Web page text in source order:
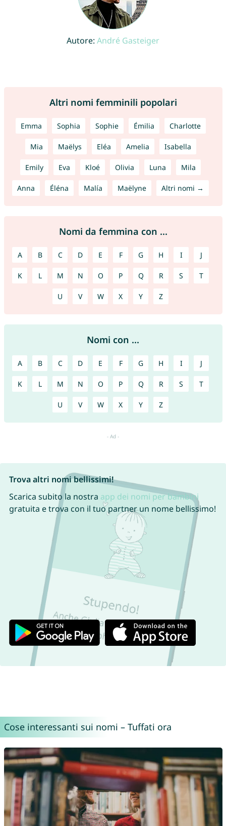
Autore: André Gasteiger
Altri nomi femminili popolari
Emma Sophia Sophie Émilia Charlotte
Mia Maëlys Eléa Amelia Isabella
Emily Eva Kloé Olivia Luna Mila
Anna Éléna Malía Maëlyne Altri nomi →
Nomi da femmina con ...
A B C D E F G H I J
K L M N O P Q R S T
U V W X Y Z
Nomi con ...
A B C D E F G H I J
K L M N O P Q R S T
U V W X Y Z
Trova altri nomi bellissimi!
Scarica subito la nostra app dei nomi per bambini
gratuita e trova con il tuo partner un nome bellissimo!
Cose interessanti sui nomi – Tuffati ora